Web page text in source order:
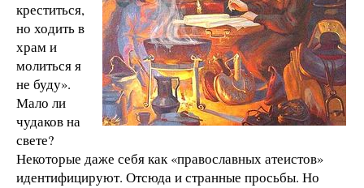
креститься,
но ходить в
храм и
молиться я
не буду».
Мало ли
чудаков на
свете?
Некоторые даже себя как «православных атеистов»
идентифицируют. Отсюда и странные просьбы. Но